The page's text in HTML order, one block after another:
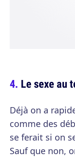
Le sexe au
Déjà on a
comme des
se ferait si on
Sauf que non,